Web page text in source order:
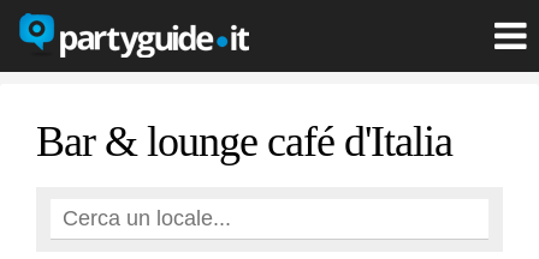
Bar & lounge café d'Italia